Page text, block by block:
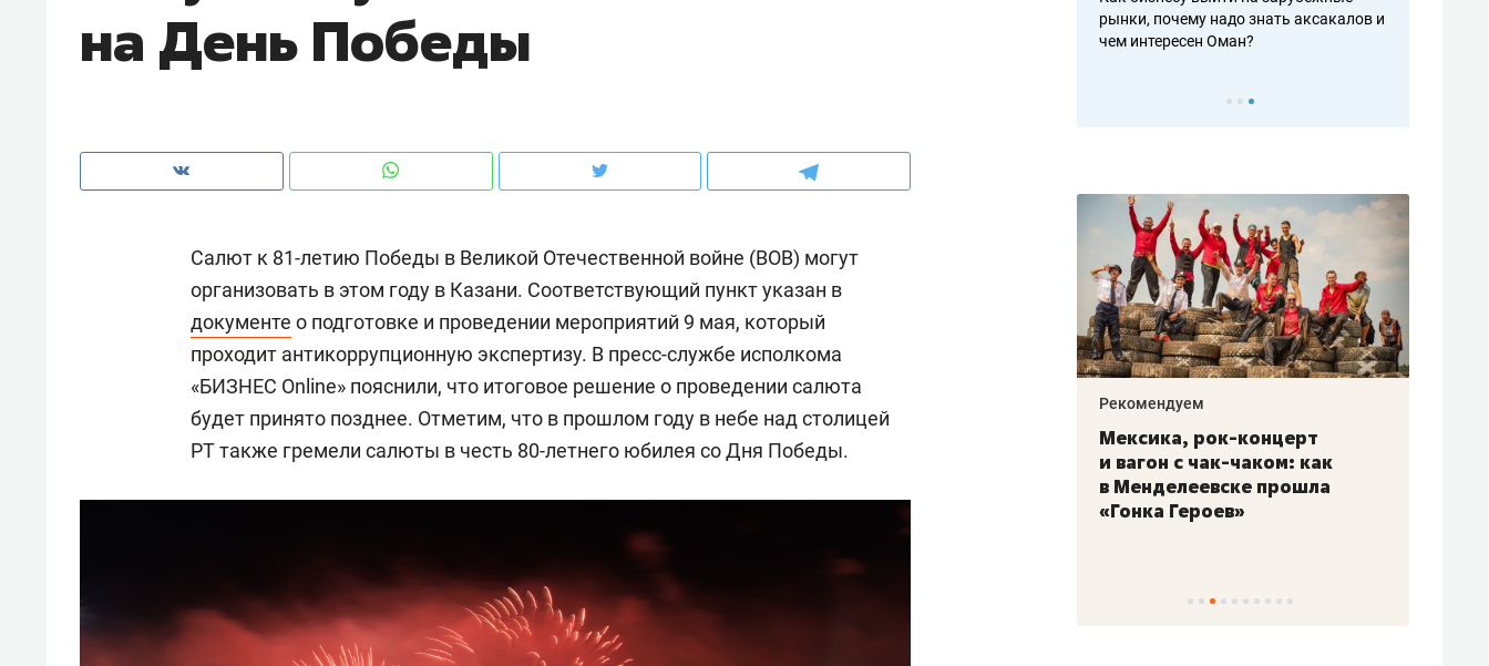
на День Победы
Салют к 81-летию Победы в Великой Отечественной войне (ВОВ) могут
организовать в этом году в Казани. Соответствующий пункт указан в
документе о подготовке и проведении мероприятий 9 мая, который
проходит антикоррупционную экспертизу. В пресс-службе исполкома
«БИЗНЕС Online» пояснили, что итоговое решение о проведении салюта
будет принято позднее. Отметим, что в прошлом году в небе над столицей
РТ также гремели салюты в честь 80-летнего юбилея со Дня Победы.
рынки, почему надо знать аксакалов и
чем интересен Оман?
рынки, почему надо знать аксакалов и
чем интересен Оман?
Как ГК «МИР ГРУПП» и ВТБ
создают оазис жилого
150 камер до квартиры и Face
ID вместо ключа: какой будет
Опыт выживания в дикой
природе, работа
состоянием как основа
антихрупких команд
Рекомендуем
Мексика, рок-концерт
и вагон с чак-чаком: как
в Менделеевске прошла
«Гонка Героев»